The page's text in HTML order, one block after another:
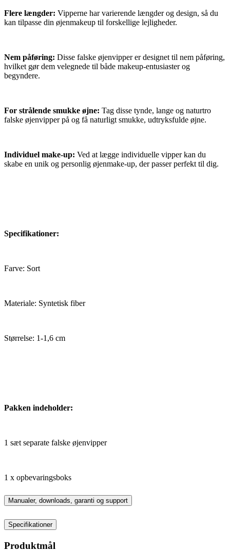
Flere længder: Vipperne har varierende længder og design, så du
kan tilpasse din øjenmakeup til forskellige lejligheder.
Nem påføring: Disse falske øjenvipper er designet til nem påføring,
hvilket gør dem velegnede til både makeup-entusiaster og
begyndere.
For strålende smukke øjne: Tag disse tynde, lange og naturtro
falske øjenvipper på og få naturligt smukke, udtryksfulde øjne.
Individuel make-up: Ved at lægge individuelle vipper kan du
skabe en unik og personlig øjenmake-up, der passer perfekt til dig.
Specifikationer:
Farve: Sort
Materiale: Syntetisk fiber
Størrelse: 1-1,6 cm
Pakken indeholder:
1 sæt separate falske øjenvipper
1 x opbevaringsboks
Manualer, downloads, garanti og support
Specifikationer
Produktmål